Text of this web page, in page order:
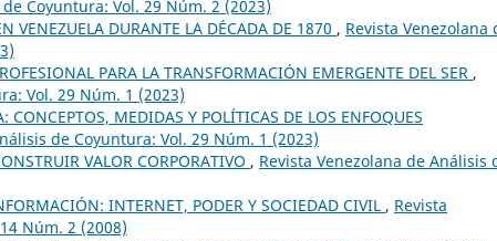
Coyuntura: Vol. 29 Núm. 2 (2023)
VENEZUELA DURANTE LA DÉCADA DE 1870 , Revista Venezolana
PARA LA TRANSFORMACIÓN EMERGENTE DEL SER ,
Vol. 29 Núm. 1 (2023)
CONCEPTOS, MEDIDAS Y POLÍTICAS DE LOS ENFOQUES
de Coyuntura: Vol. 29 Núm. 1 (2023)
VALOR CORPORATIVO , Revista Venezolana de Análisis
INTERNET, PODER Y SOCIEDAD CIVIL , Revista
Núm. 2 (2008)